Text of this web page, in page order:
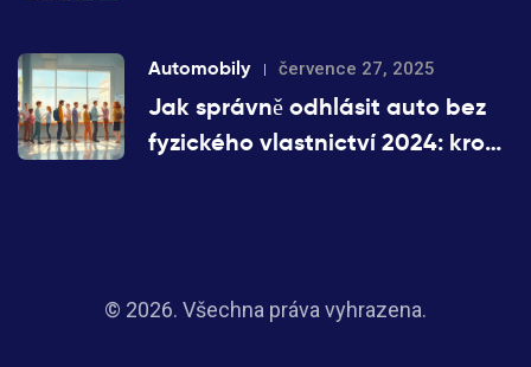
Automobily července 27, 2025
Jak správně odhlásit auto bez
fyzického vlastnictví 2024: krok
© 2026. Všechna práva vyhrazena.